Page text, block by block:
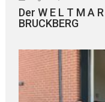
Der W E L T M A
BRUCKBERG